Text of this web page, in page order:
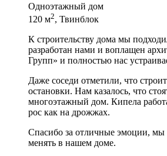
Одноэтажный дом
120 м2, Твинблок
К строительству дома мы
разработан нами и воплащен
Групп» и полностью нас
Даже соседи отметили, что
остановки. Нам казалось, что
многоэтажный дом. Кипела
рос как на дрожжах.
Спасибо за отличные эмоции, мы
менять в нашем доме.